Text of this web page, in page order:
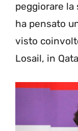
peggiorare
ha pensato
visto
Losail, in